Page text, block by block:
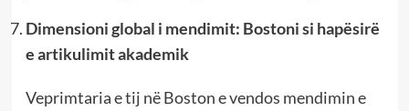
Dimensioni global i mendimit: Bostoni si hapësirë
e artikulimit akademik
Veprimtaria e tij në Boston e vendos mendimin e